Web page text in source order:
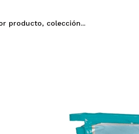
No tengo cuenta
Ines